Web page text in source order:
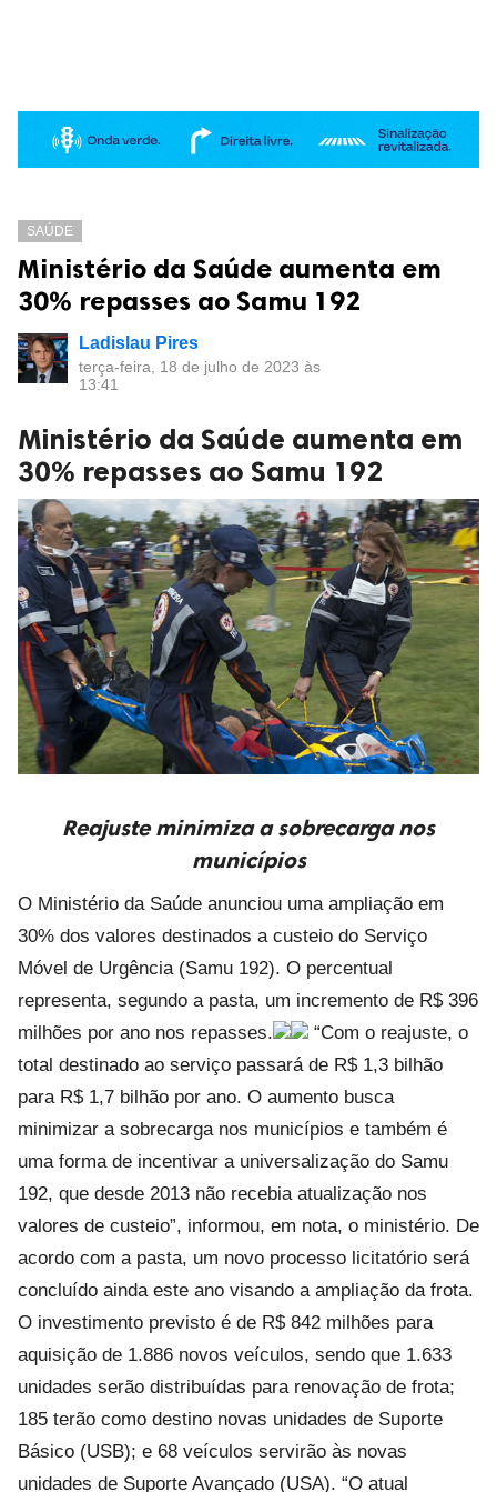
SAÚDE
Ministério da Saúde aumenta em
30% repasses ao Samu 192
Ladislau Pires
terça-feira, 18 de julho de 2023 às
13:41
Ministério da Saúde aumenta em
30% repasses ao Samu 192
Reajuste minimiza a sobrecarga nos
municípios
O Ministério da Saúde anunciou uma ampliação em
30% dos valores destinados a custeio do Serviço
Móvel de Urgência (Samu 192). O percentual
representa, segundo a pasta, um incremento de R$ 396
milhões por ano nos repasses.
“Com o reajuste, o
total destinado ao serviço passará de R$ 1,3 bilhão
para R$ 1,7 bilhão por ano. O aumento busca
minimizar a sobrecarga nos municípios e também é
uma forma de incentivar a universalização do Samu
192, que desde 2013 não recebia atualização nos
valores de custeio”, informou, em nota, o ministério. De
acordo com a pasta, um novo processo licitatório será
concluído ainda este ano visando a ampliação da frota.
O investimento previsto é de R$ 842 milhões para
aquisição de 1.886 novos veículos, sendo que 1.633
unidades serão distribuídas para renovação de frota;
185 terão como destino novas unidades de Suporte
Básico (USB); e 68 veículos servirão às novas
unidades de Suporte Avançado (USA). “O atual